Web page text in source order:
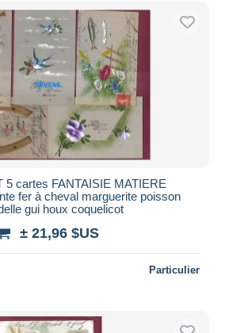
5 cartes FANTAISIE MATIERE
fer à cheval marguerite poisson
gui houx coquelicot
± 21,96 $US
Particulier